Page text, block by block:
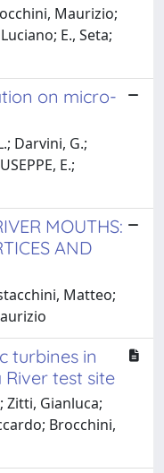
Maurizio;
E., Seta;
on micro-
Darvini, G.;
E.;
MOUTHS:
AND
Matteo;
turbines in
test site
Zitti, Gianluca;
Brocchini,